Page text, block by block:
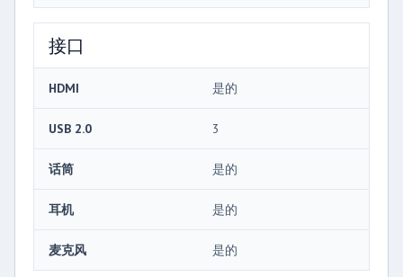
接口
HDMI 是的
USB 2.0 3
话筒 是的
耳机 是的
麦克风 是的